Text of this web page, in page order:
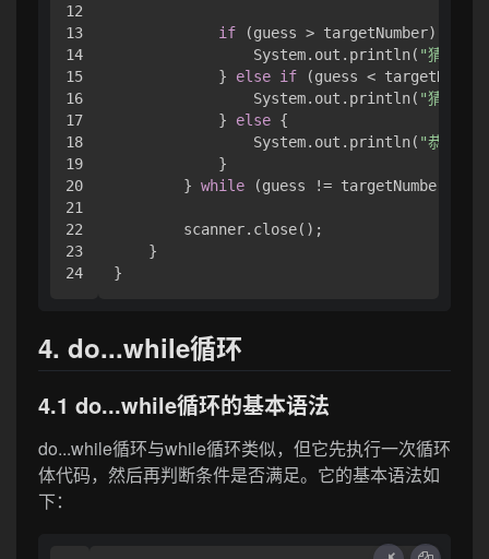
12
13
14
15
16
17
18
19
20
21
22
23
if (guess > targetNumber) {
                System.out.println(
"猜大了
            }
else if (guess <
                System.out.println(
"猜小了
            }
else {
                System.out.println(
"恭喜你
            }
        }
while (guess != targetNumber);
        scanner.close();
    }
4. do...while循环
4.1 do...while循环的基本语法
do...while循环与while循环类似，但它先执行一次循环
体代码，然后再判断条件是否满足。它的基本语法如
下：